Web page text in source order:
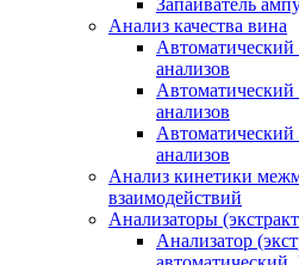
Запаиватель
Анализ качества вина
Автоматический
анализов
Автоматический
анализов
Автоматический
анализов
Анализ кинетики
взаимодействий
Анализаторы
Анализатор